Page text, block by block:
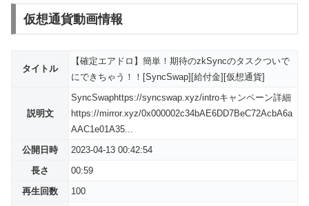
仮想通貨動画情報
タイトル
【確定エアドロ】簡単！期待のzkSyncのタスクついで
にできちゃう！！[SyncSwap][給付金][仮想通貨]
説明文
SyncSwaphttps://syncswap.xyz/introキャンペーン詳細
https://mirror.xyz/0x000002c34bAE6DD7BeC72AcbA6a
AAC1e01A35...
公開日時
2023-04-13 00:42:54
長さ
00:59
再生回数
100